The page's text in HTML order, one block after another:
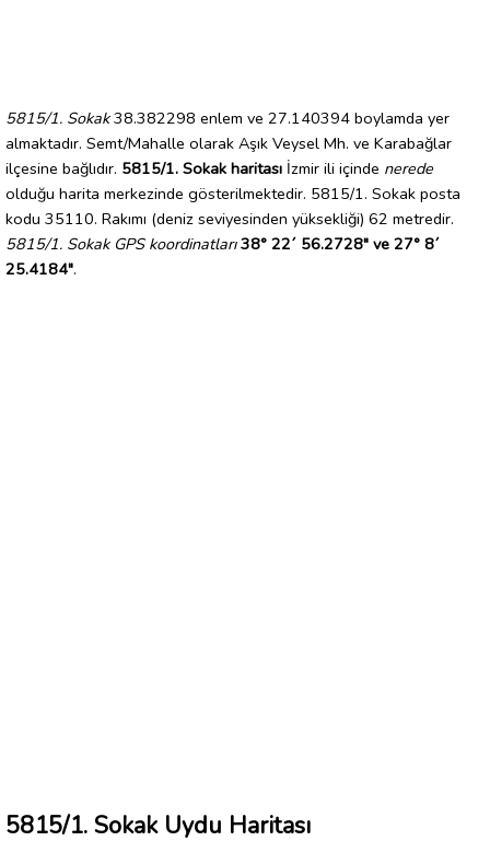
5815/1. Sokak38.382298 enlem ve 27.140394 boylamda yer
almaktadır. Semt/Mahalle olarak Aşık Veysel Mh. ve Karabağlar
ilçesine bağlıdır. 5815/1. Sokak haritası İzmir ili içinde nerede
olduğu harita merkezinde gösterilmektedir. 5815/1. Sokak posta
kodu 35110. Rakımı (deniz seviyesinden yüksekliği) 62 metredir.
5815/1. Sokak GPS koordinatları 38° 22´ 56.2728" ve 27° 8´
25.4184".
5815/1. Sokak Uydu Haritası